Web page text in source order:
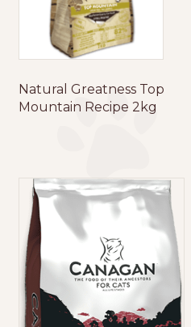
Natural Greatness Top
Mountain Recipe 2kg